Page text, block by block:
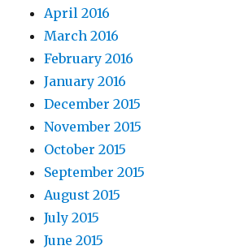
April 2016
March 2016
February 2016
January 2016
December 2015
November 2015
October 2015
September 2015
August 2015
July 2015
June 2015